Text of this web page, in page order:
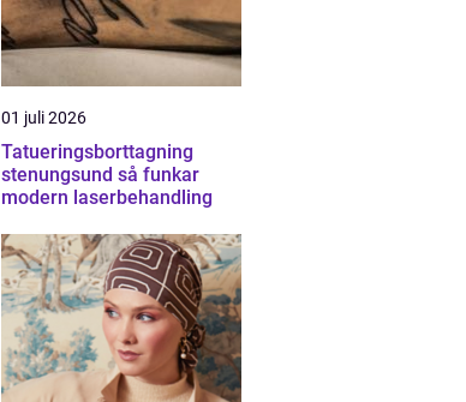
01 juli 2026
Tatueringsborttagning
stenungsund så funkar
modern laserbehandling